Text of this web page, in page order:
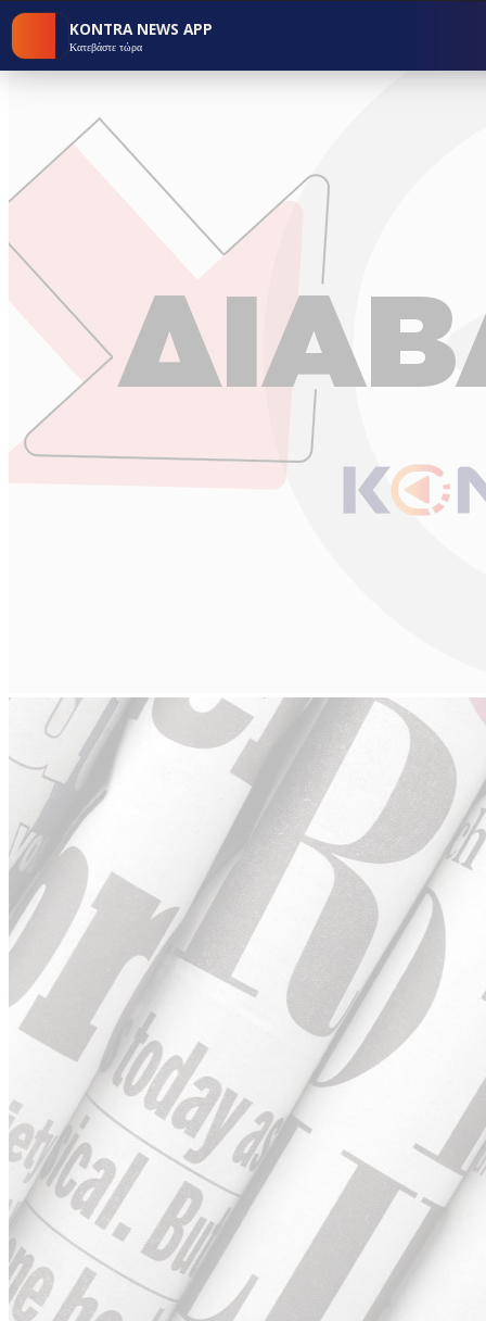
KONTRA NEWS APP
Κατεβάστε τώρα